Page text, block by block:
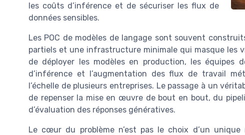
les coûts d’inférence et de sécuriser les flux de
données sensibles.
Les POC de modèles de langage sont souvent
partiels et une infrastructure minimale qui masque les
de déployer les modèles en production, les équipes
d’inférence et l’augmentation des flux de travail
l’échelle de plusieurs entreprises. Le passage à un
de repenser la mise en œuvre de bout en bout, du
d’évaluation des réponses génératives.
Le cœur du problème n’est pas le choix d’un